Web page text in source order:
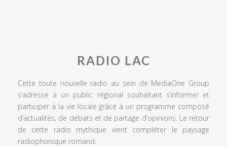
RADIO LAC
Cette toute nouvelle radio au sein de MediaOne Group
s’adresse à un public régional souhaitant s’informer et
participer à la vie locale grâce à un programme composé
d’actualités, de débats et de partage d’opinions. Le retour
de cette radio mythique vient compléter le paysage
radiophonique romand.